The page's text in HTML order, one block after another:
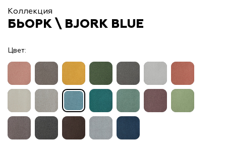
Коллекция
БЬОРК \ BJORK BLUE
Цвет: